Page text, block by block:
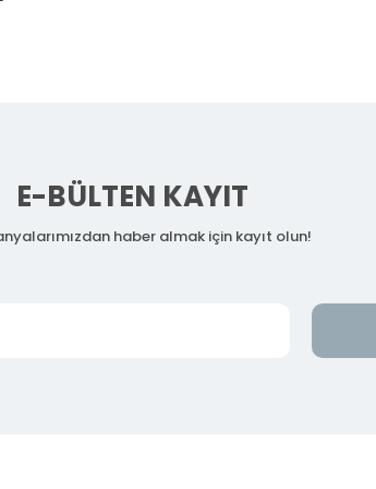
E-BÜLTEN KAYIT
haber almak için kayıt olun!